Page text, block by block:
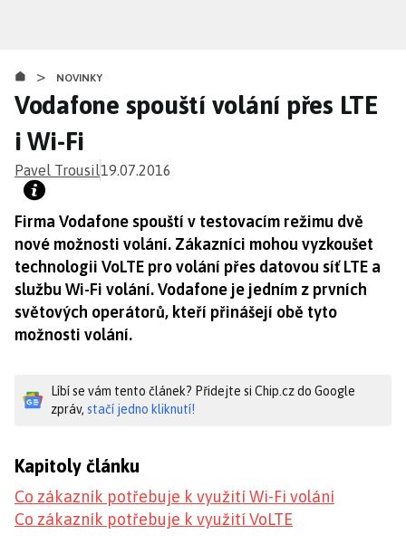
obsahu
> NOVINKY
Vodafone spouští volání přes LTE
i Wi-Fi
Pavel Trousil19.07.2016
Firma Vodafone spouští v testovacím režimu dvě
nové možnosti volání. Zákazníci mohou vyzkoušet
technologii VoLTE pro volání přes datovou síť LTE a
službu Wi-Fi volání. Vodafone je jedním z prvních
světových operátorů, kteří přinášejí obě tyto
možnosti volání.
Líbí se vám tento článek? Přidejte si Chip.cz do Google
zpráv, stačí jedno kliknutí!
Kapitoly článku
Co zákazník potřebuje k využití Wi-Fi volání
Co zákazník potřebuje k využití VoLTE